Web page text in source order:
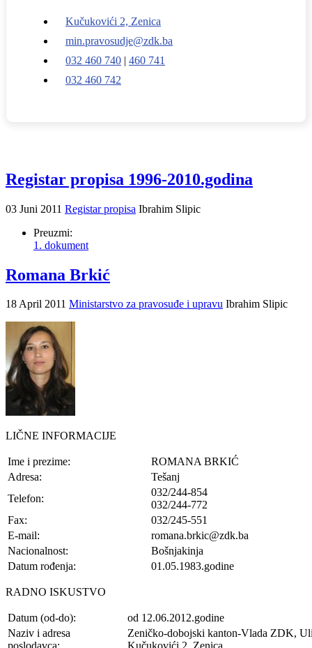
Kučukovići 2, Zenica
min.pravosudje@zdk.ba
032 460 740 | 460 741
032 460 742
Registar propisa 1996-2010.godina
03 Juni 2011 Registar propisa Ibrahim Slipic
Preuzmi:
1. dokument
Romana Brkić
18 April 2011 Ministarstvo za pravosuđe i upravu Ibrahim Slipic
LIČNE INFORMACIJE
Ime i prezime:
ROMANA BRKIĆ
Adresa:
Tešanj
Telefon:
032/244-854
032/244-772
Fax:
032/245-551
E-mail:
romana.brkic@zdk.ba
Nacionalnost:
Bošnjakinja
Datum rođenja:
01.05.1983.godine
RADNO ISKUSTVO
Datum (od-do):
od 12.06.2012.godine
Naziv i adresa
Zeničko-dobojski kanton-Vlada ZDK,